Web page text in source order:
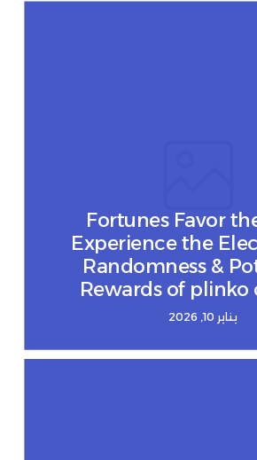
Fortunes Favor
Experience the
Randomness &
Rewards of plinko
يناير 10, 2026